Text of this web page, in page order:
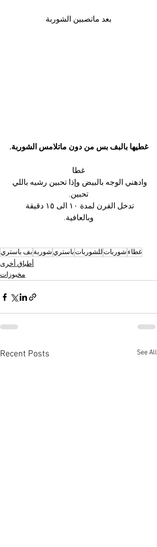
بعد ماتصبين الشوربة
غطيها بالبف بس من دون ماتلامس الشوربة.
غطا
وادهني الوجه بالبيض وإذا تحبين رشيه باللي
تحبين.
تدخل الفرن لمدة ١٠ الى ١٥ دقيقة
وبالعافية.
بف باستري شوربة باستري للشوربات شوربات غطاء
أطباق أخرى
مخبوزات
Recent Posts See All